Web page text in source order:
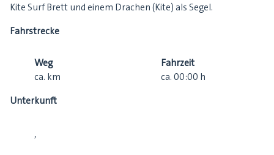
Kite Surf Brett und einem Drachen (Kite) als Segel.
Fahrstrecke
Weg
ca. km
Fahrzeit
ca. 00:00 h
Unterkunft
,